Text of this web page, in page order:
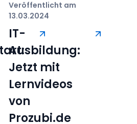
Veröffentlicht am
13.03.2024
IT-
Ausbildung:
Jetzt mit
Lernvideos
von
Prozubi.de